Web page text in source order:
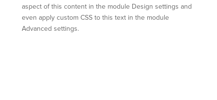
aspect of this content in the module Design settings and
even apply custom CSS to this text in the module
Advanced settings.